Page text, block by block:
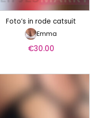
Foto’s in rode catsuit
Emma
€30.00